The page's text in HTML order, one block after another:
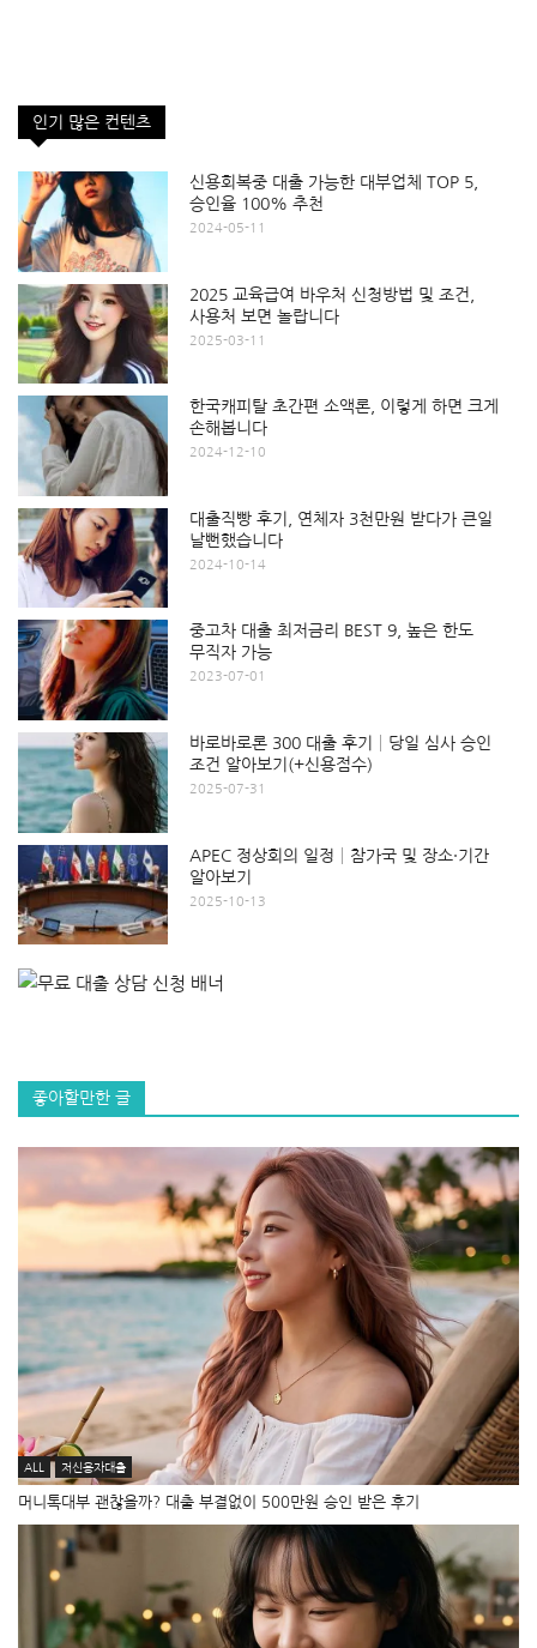
인기 많은 컨텐츠
신용회복중 대출 가능한 대부업체 TOP 5,
승인율 100% 추천
2024-05-11
2025 교육급여 바우처 신청방법 및 조건,
사용처 보면 놀랍니다
2025-03-11
한국캐피탈 초간편 소액론, 이렇게 하면 크게
손해봅니다
2024-12-10
대출직빵 후기, 연체자 3천만원 받다가 큰일
날뻔했습니다
2024-10-14
중고차 대출 최저금리 BEST 9, 높은 한도
무직자 가능
2023-07-01
바로바로론 300 대출 후기│당일 심사 승인
조건 알아보기(+신용점수)
2025-07-31
APEC 정상회의 일정│참가국 및 장소·기간
알아보기
2025-10-13
좋아할만한 글
ALL 저신용자대출
머니톡대부 괜찮을까? 대출 부결없이 500만원 승인 받은 후기